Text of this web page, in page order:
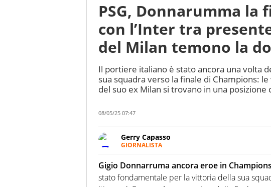
PSG, Donnarumma la
con l’Inter tra
del Milan temono la
Il portiere italiano è stato ancora una volta
sua squadra verso la finale di Champions:
del suo ex Milan si trovano in una posizione
08/05/25 07:47
Gerry Capasso
GIORNALISTA
Per lui gli sport americani non hanno
innata di trovare la notizia dove altri non
Gigio Donnarruma ancora eroe in
stato fondamentale per la vittoria della sua